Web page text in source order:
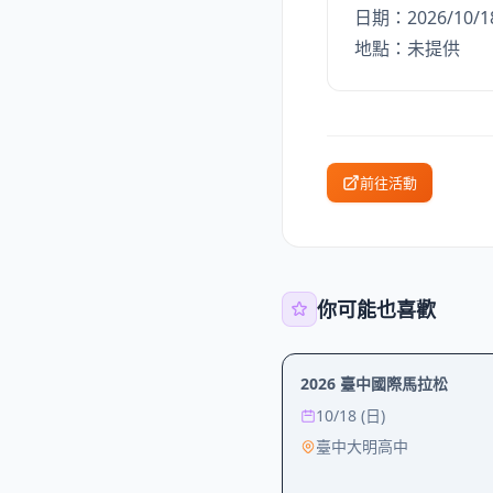
日期：2026/10/
地點：未提供
前往活動
你可能也喜歡
運動
2026 臺中國際馬拉松
10/18 (日)
臺中大明高中